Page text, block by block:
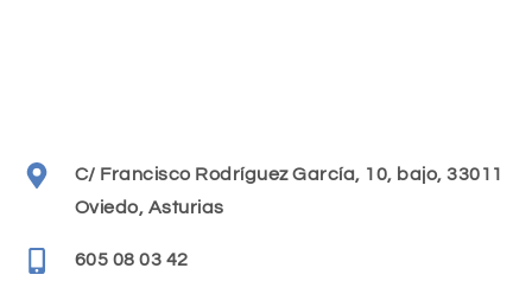
C/ Francisco Rodríguez García, 10, bajo, 33011
Oviedo, Asturias
605 08 03 42